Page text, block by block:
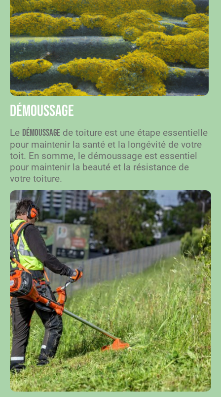
Démoussage
Le démoussage de toiture est une étape essentielle
pour maintenir la santé et la longévité de votre
toit. En somme, le démoussage est essentiel
pour maintenir la beauté et la résistance de
votre toiture.